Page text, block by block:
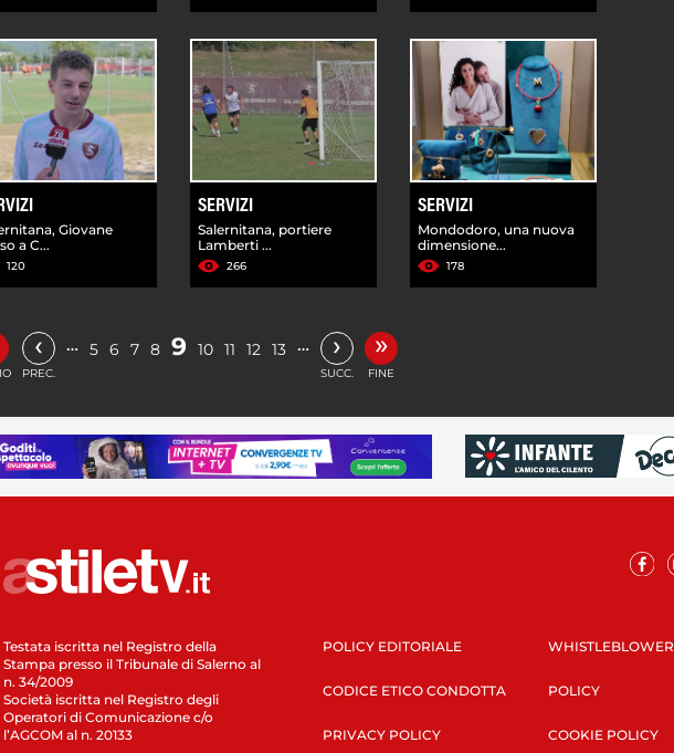
Giovane
a C...
120
SERVIZI
Salernitana, portiere
Lamberti ...
266
SERVIZI
Mondodoro, una nuova
dimensione...
178
‹
PREC.
… 5 6 7 8 9 10 11 12 13 … ›
SUCC.
»
FINE
Testata iscritta nel Registro della
Stampa presso il Tribunale di Salerno al
n. 34/2009
Società iscritta nel Registro degli
Operatori di Comunicazione c/o
l’AGCOM al n. 20133
POLICY EDITORIALE
CODICE ETICO CONDOTTA
PRIVACY POLICY
WHISTLEBLOWER
POLICY
COOKIE POLICY